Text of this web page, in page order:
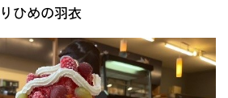
ひめの羽衣